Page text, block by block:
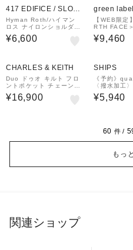
417 EDIFICE / SLOB
E IENA
Hyman Roth/ハイマン
ロス ナイロンショルダー
バッグ T11133
¥6,600
green
【WEB限定
RTH FACE
スボックス
¥9,460
CHARLES & KEITH
Duo ドゥオ キルト フロ
ントポケット チェーン
ホーボーバッグ
¥16,900
SHIPS
《予約》
〈撥水加工
ロン ポケッ
ーバッグ（
¥5,940
60 件 /
もっ
関連ショップ